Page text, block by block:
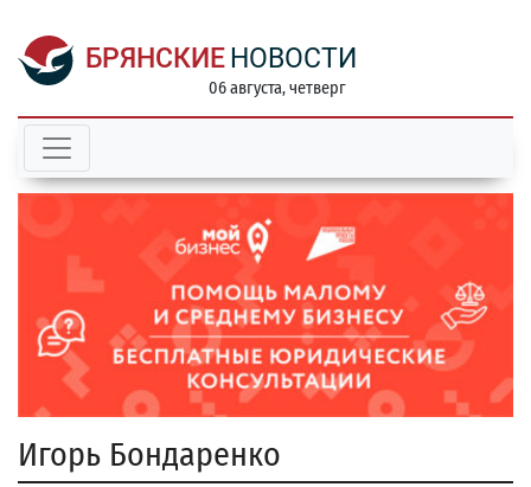
БРЯНСКИЕ НОВОСТИ
06 августа, четверг
Игорь Бондаренко